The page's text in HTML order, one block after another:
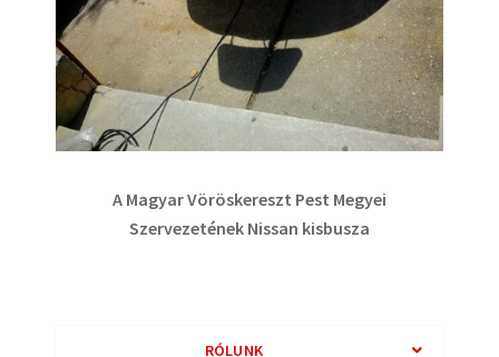
A Magyar Vöröskereszt Pest Megyei
Szervezetének Nissan kisbusza
RÓLUNK